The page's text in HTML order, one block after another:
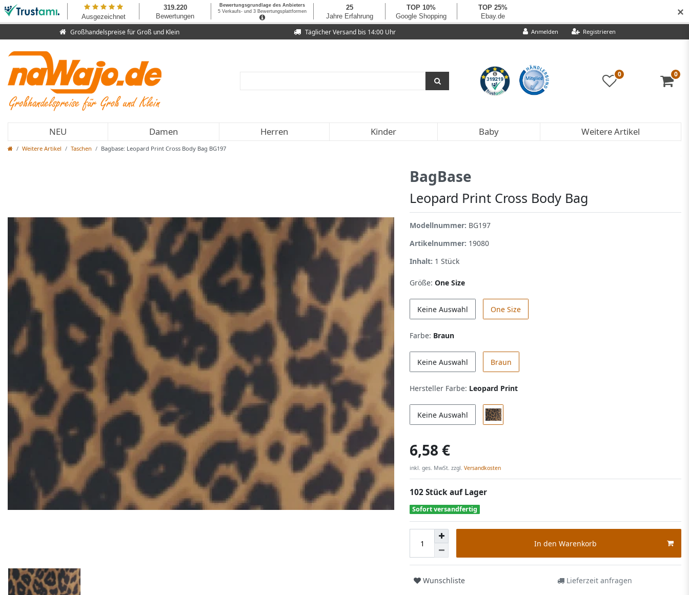
Anmelden Registrieren
Täglicher Versand bis 14:00 Uhr
Großhandelspreise für Groß und Klein
0 0
NEU Damen Herren Kinder Baby Weitere Artikel
Weitere Artikel Taschen Bagbase: Leopard Print Cross Body Bag BG197
BagBase
Leopard Print Cross Body Bag
Modellnummer: BG197
Artikelnummer: 19080
Inhalt: 1 Stück
Größe: One Size
Keine Auswahl One Size
Farbe: Braun
Keine Auswahl Braun
Hersteller Farbe: Leopard Print
Keine Auswahl
6,58 €
inkl. ges. MwSt. zzgl. Versandkosten
102 Stück auf Lager
Sofort versandfertig
In den Warenkorb
Wunschliste Lieferzeit anfragen
✕